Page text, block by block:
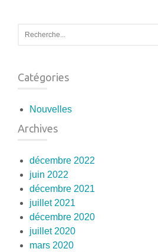
Catégories
Nouvelles
Archives
décembre 2022
juin 2022
décembre 2021
juillet 2021
décembre 2020
juillet 2020
mars 2020